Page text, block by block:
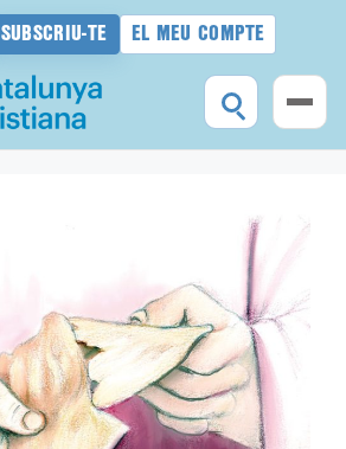
SUBSCRIU-TE EL MEU COMPTE